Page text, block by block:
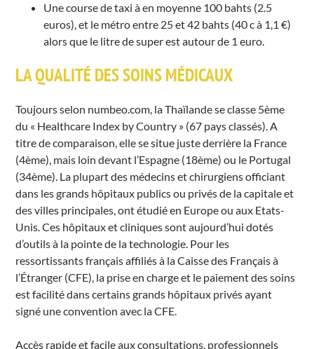
Une course de taxi à en moyenne 100 bahts (2.5
euros), et le métro entre 25 et 42 bahts (40 c à 1,1 €)
alors que le litre de super est autour de 1 euro.
LA QUALITÉ DES SOINS MÉDICAUX
Toujours selon numbeo.com, la Thaïlande se classe 5ème
du « Healthcare Index by Country » (67 pays classés). A
titre de comparaison, elle se situe juste derrière la France
(4ème), mais loin devant l’Espagne (18ème) ou le Portugal
(34ème). La plupart des médecins et chirurgiens officiant
dans les grands hôpitaux publics ou privés de la capitale et
des villes principales, ont étudié en Europe ou aux Etats-
Unis. Ces hôpitaux et cliniques sont aujourd’hui dotés
d’outils à la pointe de la technologie. Pour les
ressortissants français affiliés à la Caisse des Français à
l’Étranger (CFE), la prise en charge et le paiement des soins
est facilité dans certains grands hôpitaux privés ayant
signé une convention avec la CFE.
Accès rapide et facile aux consultations, professionnels